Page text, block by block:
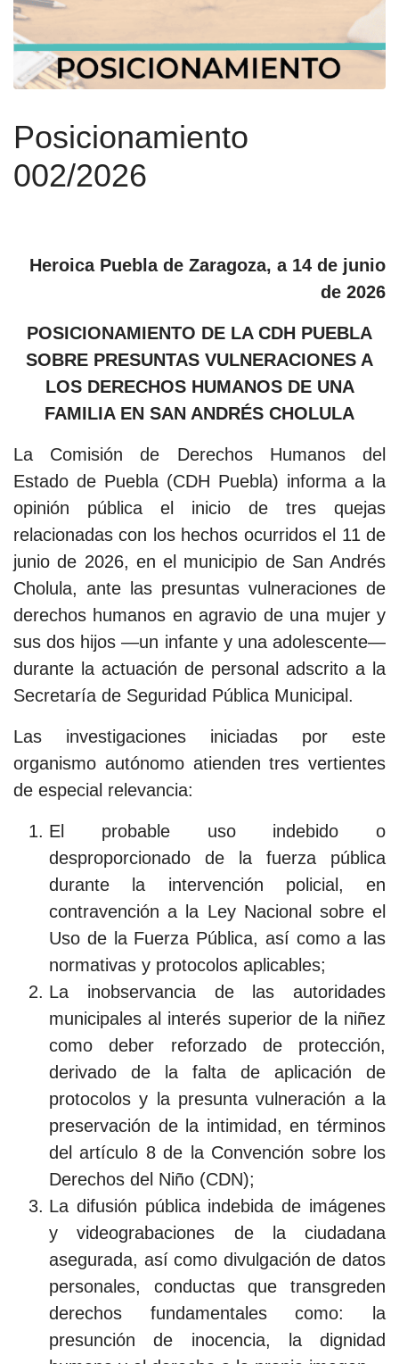
Posicionamiento
002/2026
Heroica Puebla de Zaragoza, a 14 de junio
de 2026
POSICIONAMIENTO DE LA CDH PUEBLA
SOBRE PRESUNTAS VULNERACIONES A
LOS DERECHOS HUMANOS DE UNA
FAMILIA EN SAN ANDRÉS CHOLULA
La Comisión de Derechos Humanos del
Estado de Puebla (CDH Puebla) informa a la
opinión pública el inicio de tres quejas
relacionadas con los hechos ocurridos el 11 de
junio de 2026, en el municipio de San Andrés
Cholula, ante las presuntas vulneraciones de
derechos humanos en agravio de una mujer y
sus dos hijos —un infante y una adolescente—
durante la actuación de personal adscrito a la
Secretaría de Seguridad Pública Municipal.
Las investigaciones iniciadas por este
organismo autónomo atienden tres vertientes
de especial relevancia:
El probable uso indebido o
desproporcionado de la fuerza pública
durante la intervención policial, en
contravención a la Ley Nacional sobre el
Uso de la Fuerza Pública, así como a las
normativas y protocolos aplicables;
La inobservancia de las autoridades
municipales al interés superior de la niñez
como deber reforzado de protección,
derivado de la falta de aplicación de
protocolos y la presunta vulneración a la
preservación de la intimidad, en términos
del artículo 8 de la Convención sobre los
Derechos del Niño (CDN);
La difusión pública indebida de imágenes
y videograbaciones de la ciudadana
asegurada, así como divulgación de datos
personales, conductas que transgreden
derechos fundamentales como: la
presunción de inocencia, la dignidad